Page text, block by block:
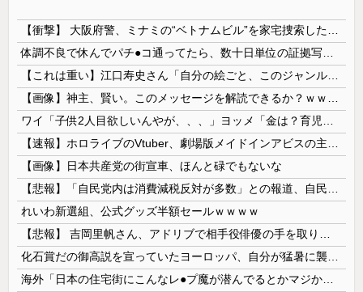
【画像】日本共産党の街宣車、ほんと碌でもないな
れいわ新選組、公式グッズ半額セールｗｗｗｗ